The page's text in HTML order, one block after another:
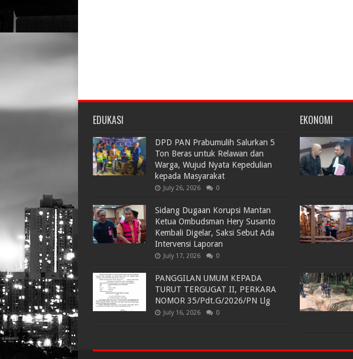
EDUKASI
DPD PAN Prabumulih Salurkan 5
Ton Beras untuk Relawan dan
Warga, Wujud Nyata Kepedulian
kepada Masyarakat
July 26, 2026 0
Sidang Dugaan Korupsi Mantan
Ketua Ombudsman Hery Susanto
Kembali Digelar, Saksi Sebut Ada
Intervensi Laporan
July 17, 2026 0
PANGGILAN UMUM KEPADA
TURUT TERGUGAT II, PERKARA
NOMOR 35/Pdt.G/2026/PN Llg
July 16, 2026 0
EKONOMI